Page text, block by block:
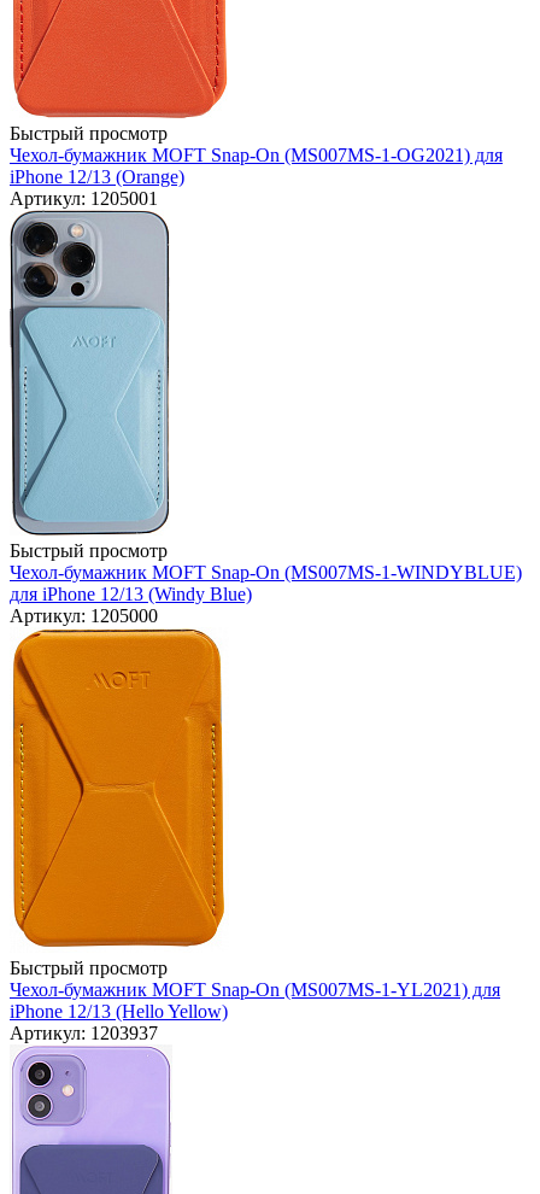
Быстрый просмотр
Чехол-бумажник MOFT Snap-On (MS007MS-1-OG2021) для
iPhone 12/13 (Orange)
Артикул: 1205001
Быстрый просмотр
Чехол-бумажник MOFT Snap-On (MS007MS-1-WINDYBLUE)
для iPhone 12/13 (Windy Blue)
Артикул: 1205000
Быстрый просмотр
Чехол-бумажник MOFT Snap-On (MS007MS-1-YL2021) для
iPhone 12/13 (Hello Yellow)
Артикул: 1203937